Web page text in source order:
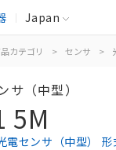
Japan
カテゴリ > センサ >
サ（中型）
5M
電センサ（中型）